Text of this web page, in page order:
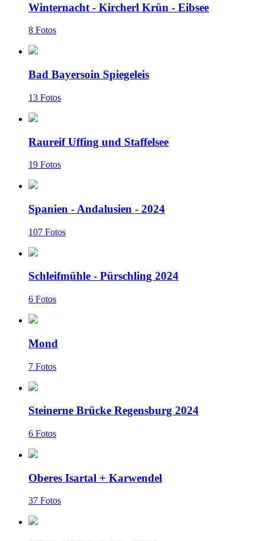
Winternacht - Kircherl Krün - Eibsee
8 Fotos
Bad Bayersoin Spiegeleis
13 Fotos
Raureif Uffing und Staffelsee
19 Fotos
Spanien - Andalusien - 2024
107 Fotos
Schleifmühle - Pürschling 2024
6 Fotos
Mond
7 Fotos
Steinerne Brücke Regensburg 2024
6 Fotos
Oberes Isartal + Karwendel
37 Fotos